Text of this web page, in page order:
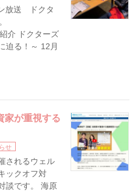
放送 ドクタ
介 ドクターズ
迫る！～ 12月
家が重視する
せ
されるウェル
ックオフ対
談です。 海原